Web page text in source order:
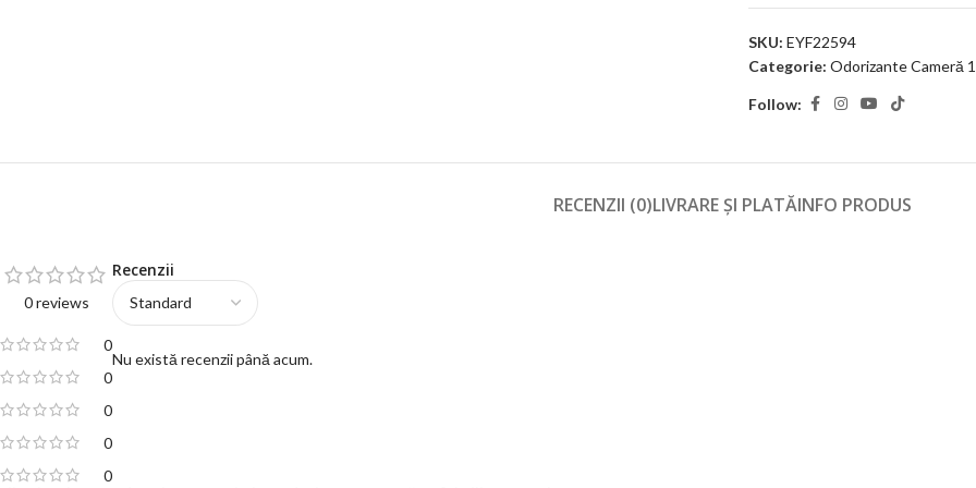
SKU: EYF22594
Categorie: Odorizante Cameră
Follow:
RECENZII (0)LIVRARE ȘI PLATĂINFO PRODUS
0 reviews
0
0
0
0
0
Recenzii
Nu există recenzii până acum.